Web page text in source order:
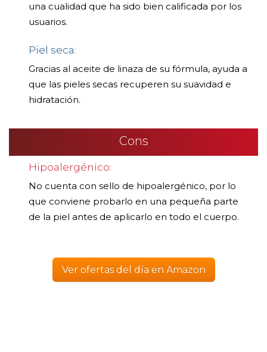
una cualidad que ha sido bien calificada por los
usuarios.
Piel seca:
Gracias al aceite de linaza de su fórmula, ayuda a
que las pieles secas recuperen su suavidad e
hidratación.
Cons
Hipoalergénico:
No cuenta con sello de hipoalergénico, por lo
que conviene probarlo en una pequeña parte
de la piel antes de aplicarlo en todo el cuerpo.
Ver ofertas del día en Amazon